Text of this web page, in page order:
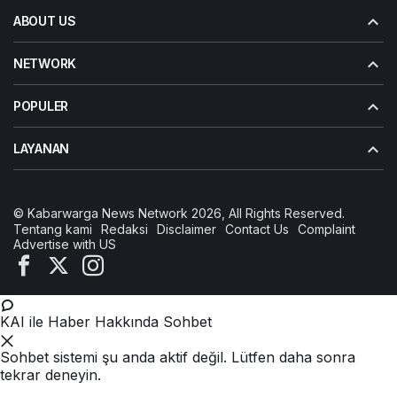
ABOUT US
NETWORK
POPULER
LAYANAN
© Kabarwarga News Network 2026, All Rights Reserved.
Tentang kami
Redaksi Disclaimer Contact Us
Complaint
Advertise with US
KAI ile Haber Hakkında Sohbet
Sohbet sistemi şu anda aktif değil. Lütfen daha sonra
tekrar deneyin.